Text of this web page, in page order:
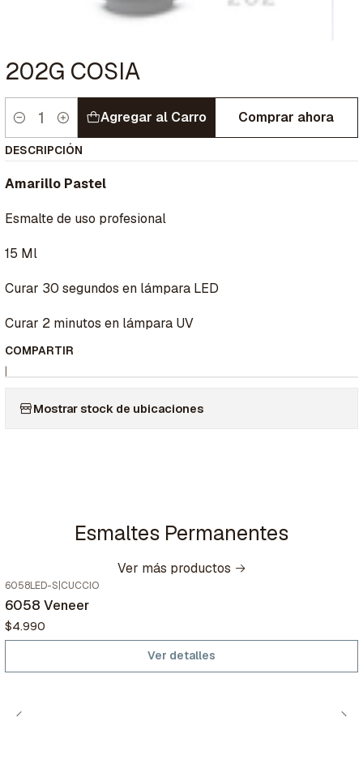
202G COSIA
Cantidad
Agregar al Carro Comprar ahora
DESCRIPCIÓN
Amarillo Pastel
Esmalte de uso profesional
15 Ml
Curar 30 segundos en lámpara LED
Curar 2 minutos en lámpara UV
COMPARTIR
|
Mostrar stock de ubicaciones
Esmaltes Permanentes
Ver más productos
No disponible
6058LED-S CUCCIO
6058 Veneer
$4.990
Ver detalles